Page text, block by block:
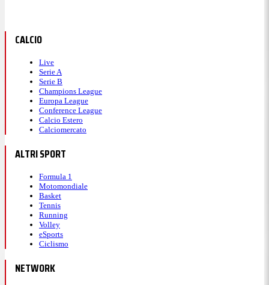
CALCIO
Live
Serie A
Serie B
Champions League
Europa League
Conference League
Calcio Estero
Calciomercato
ALTRI SPORT
Formula 1
Motomondiale
Basket
Tennis
Running
Volley
eSports
Ciclismo
NETWORK